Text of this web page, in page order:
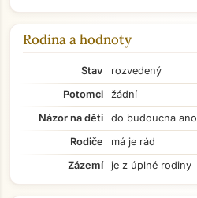
Rodina a hodnoty
Stav
rozvedený
Potomci
žádní
Názor na děti
do budoucna ano
Rodiče
má je rád
Zázemí
je z úplné rodiny